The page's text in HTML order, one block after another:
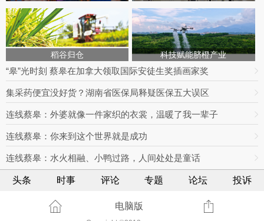
稻谷归仓 科技赋能脐橙产业
“皋”光时刻 蔡皋在加拿大领取国际安徒生奖插画家奖
集采药便宜没好货？湖南省医保局释疑医保五大误区
连线蔡皋：外婆就像一件家织的衣裳，温暖了我一辈子
连线蔡皋：你来到这个世界就是成功
连线蔡皋：水火相融、小鸭过路，人间处处是童话
头条 时事 评论 专题 论坛 投诉
电脑版